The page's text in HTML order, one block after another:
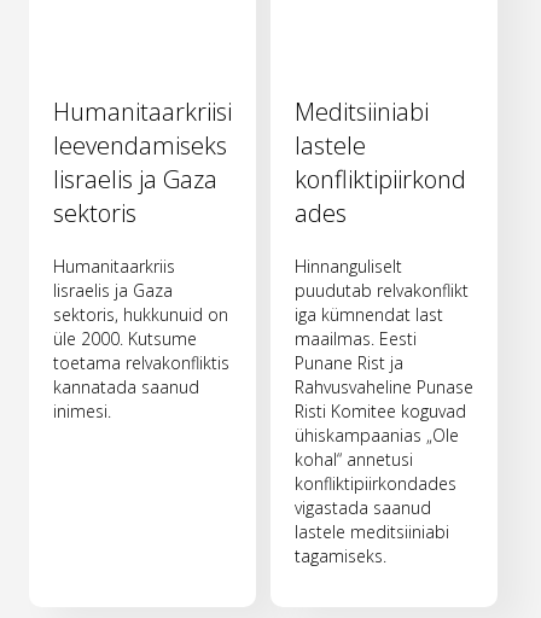
Humanitaarkriisi
leevendamiseks
Iisraelis ja Gaza
sektoris
Humanitaarkriis
Iisraelis ja Gaza
sektoris, hukkunuid on
üle 2000. Kutsume
toetama relvakonfliktis
kannatada saanud
inimesi.
Meditsiiniabi
lastele
konfliktipiirkond
ades
Hinnanguliselt
puudutab relvakonflikt
iga kümnendat last
maailmas. Eesti
Punane Rist ja
Rahvusvaheline Punase
Risti Komitee koguvad
ühiskampaanias „Ole
kohal“ annetusi
konfliktipiirkondades
vigastada saanud
lastele meditsiiniabi
tagamiseks.